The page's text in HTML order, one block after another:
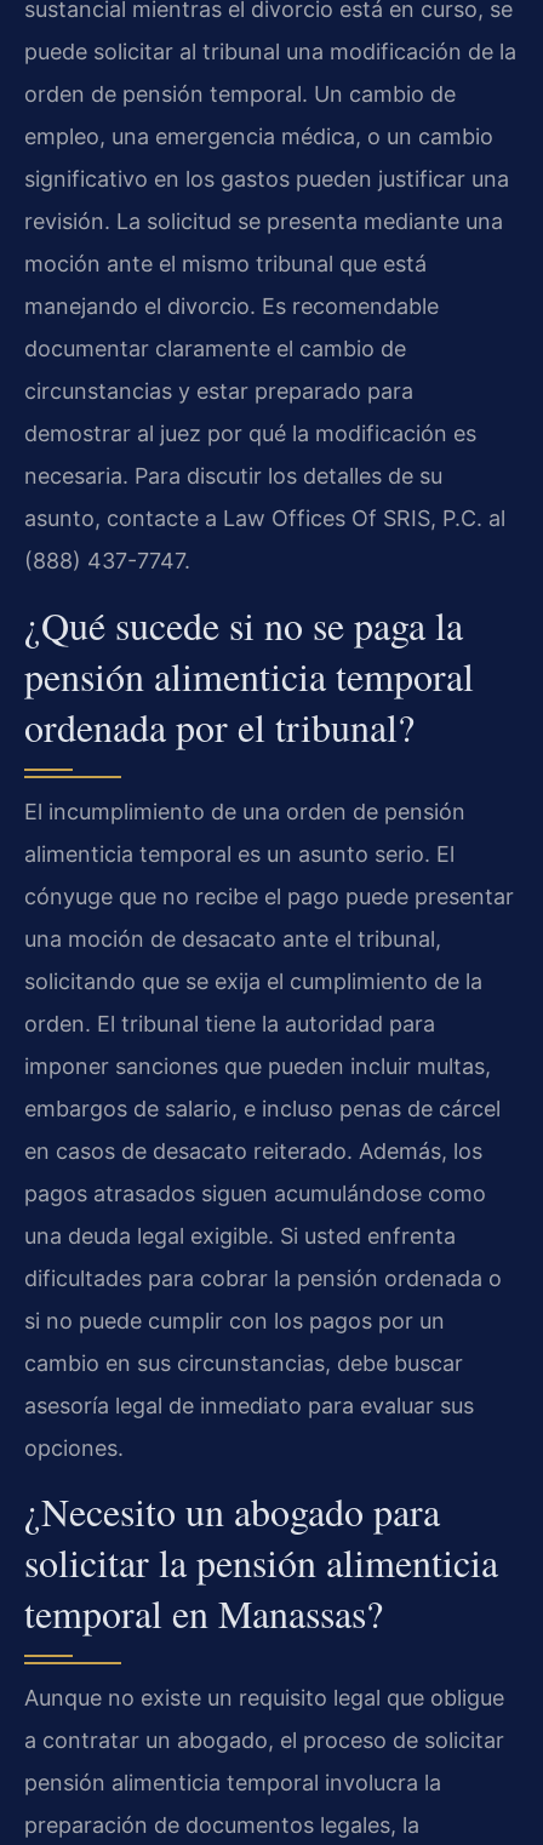
sustancial mientras el divorcio está en curso, se
puede solicitar al tribunal una modificación de la
orden de pensión temporal. Un cambio de
empleo, una emergencia médica, o un cambio
significativo en los gastos pueden justificar una
revisión. La solicitud se presenta mediante una
moción ante el mismo tribunal que está
manejando el divorcio. Es recomendable
documentar claramente el cambio de
circunstancias y estar preparado para
demostrar al juez por qué la modificación es
necesaria. Para discutir los detalles de su
asunto, contacte a Law Offices Of SRIS, P.C. al
(888) 437-7747.
¿Qué sucede si no se paga la
pensión alimenticia temporal
ordenada por el tribunal?
El incumplimiento de una orden de pensión
alimenticia temporal es un asunto serio. El
cónyuge que no recibe el pago puede presentar
una moción de desacato ante el tribunal,
solicitando que se exija el cumplimiento de la
orden. El tribunal tiene la autoridad para
imponer sanciones que pueden incluir multas,
embargos de salario, e incluso penas de cárcel
en casos de desacato reiterado. Además, los
pagos atrasados siguen acumulándose como
una deuda legal exigible. Si usted enfrenta
dificultades para cobrar la pensión ordenada o
si no puede cumplir con los pagos por un
cambio en sus circunstancias, debe buscar
asesoría legal de inmediato para evaluar sus
opciones.
¿Necesito un abogado para
solicitar la pensión alimenticia
temporal en Manassas?
Aunque no existe un requisito legal que obligue
a contratar un abogado, el proceso de solicitar
pensión alimenticia temporal involucra la
preparación de documentos legales, la